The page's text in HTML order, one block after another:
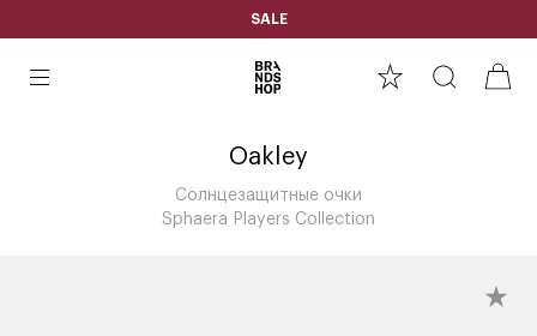
SALE
Oakley
Солнцезащитные очки
Sphaera Players Collection